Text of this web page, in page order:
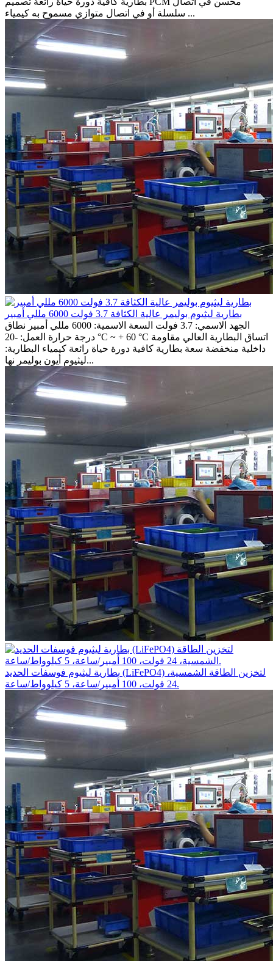
سلسلة أو في اتصال متوازي مسموح به كيمياء ...
بطارية ليثيوم بوليمر عالية الكثافة 3.7 فولت 6000 مللي أمبير
الجهد الاسمي: 3.7 فولت السعة الاسمية: 6000 مللي أمبير نطاق
درجة حرارة العمل: -20 °C ~ + 60 °C اتساق البطارية العالي مقاومة
داخلية منخفضة سعة بطارية كافية دورة حياة رائعة كيمياء البطارية:
ليثيوم أيون بوليمر نها...
بطارية ليثيوم فوسفات الحديد (LiFePO4) لتخزين الطاقة الشمسية،
24 فولت، 100 أمبير/ساعة، 5 كيلوواط/ساعة.